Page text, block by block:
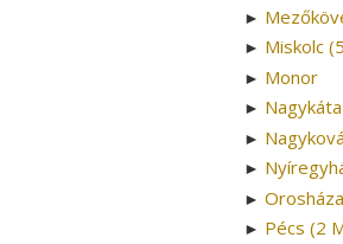
►
► Miskolc
► Monor
►
►
►
► Orosháza
► Pécs (2